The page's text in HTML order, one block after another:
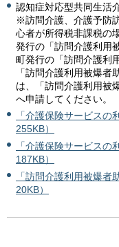
認知症対応型共同生活
※訪問介護、介護予防
心者が所得税非課税の
発行の「訪問介護利用
町発行の「訪問介護利
「訪問介護利用被爆
は、「訪問介護利用被
へ申請してください。
「介護保険サービスの
255KB）
「介護保険サービスの
187KB）
「訪問介護利用被爆者
20KB）